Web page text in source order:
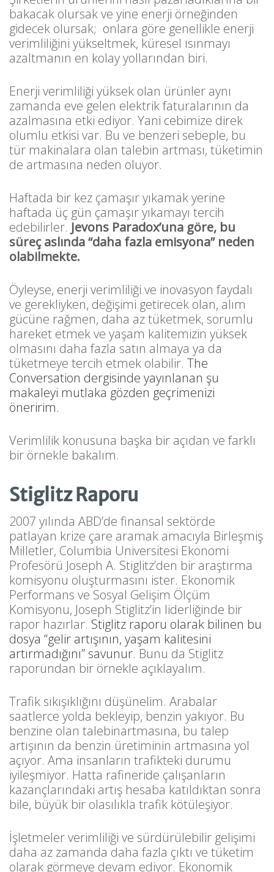
bakacak olursak ve yine enerji örneğinden
gidecek olursak; onlara göre genellikle enerji
verimliliğini yükseltmek, küresel ısınmayı
azaltmanın en kolay yollarından biri.
Enerji verimliliği yüksek olan ürünler aynı
zamanda eve gelen elektrik faturalarının da
azalmasına etki ediyor. Yani cebimize direk
olumlu etkisi var. Bu ve benzeri sebeple, bu
tür makinalara olan talebin artması, tüketimin
de artmasına neden oluyor.
Haftada bir kez çamaşır yıkamak yerine
haftada üç gün çamaşır yıkamayı tercih
edebilirler. Jevons Paradox’una göre, bu
süreç aslında “daha fazla emisyona” neden
olabilmekte.
Öyleyse, enerji verimliliği ve inovasyon faydalı
ve gerekliyken, değişimi getirecek olan, alım
gücüne rağmen, daha az tüketmek, sorumlu
hareket etmek ve yaşam kalitemizin yüksek
olmasını daha fazla satın almaya ya da
tüketmeye tercih etmek olabilir. The
Conversation dergisinde yayınlanan şu
makaleyi mutlaka gözden geçrimenizi
öneririm.
Verimlilik konusuna başka bir açıdan ve farklı
bir örnekle bakalım.
Stiglitz Raporu
2007 yılında ABD’de finansal sektörde
patlayan krize çare aramak amacıyla Birleşmiş
Milletler, Columbia Universitesi Ekonomi
Profesörü Joseph A. Stiglitz’den bir araştırma
komisyonu oluşturmasını ister. Ekonomik
Performans ve Sosyal Gelişim Ölçüm
Komisyonu, Joseph Stiglitz’in liderliğinde bir
rapor hazırlar. Stiglitz raporu olarak bilinen bu
dosya “gelir artışının, yaşam kalitesini
artırmadığını” savunur. Bunu da Stiglitz
raporundan bir örnekle açıklayalım.
Trafik sıkışıklığını düşünelim. Arabalar
saatlerce yolda bekleyip, benzin yakıyor. Bu
benzine olan talebinartmasına, bu talep
artışının da benzin üretiminin artmasına yol
açıyor. Ama insanların trafikteki durumu
iyileşmiyor. Hatta rafineride çalışanların
kazançlarındaki artış hesaba katıldıktan sonra
bile, büyük bir olasılıkla trafik kötüleşiyor.
İşletmeler verimliliği ve sürdürülebilir gelişimi
daha az zamanda daha fazla çıktı ve tüketim
olarak görmeye devam ediyor. Ekonomik